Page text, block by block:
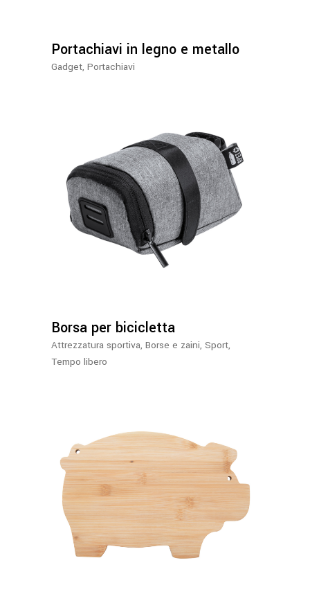
Portachiavi in legno e metallo
Gadget, Portachiavi
Borsa per bicicletta
Attrezzatura sportiva, Borse e zaini, Sport,
Tempo libero